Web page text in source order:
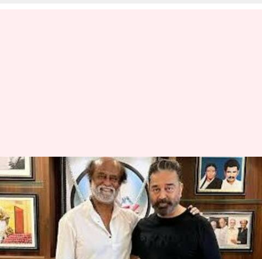
தமிழக முதல்வருக்கு
பிறந்தநாள் வாழ்த்து
தெரிவித்த நடிகர்கள்
ரஜினிகாந்த்,
கமலஹாசன்